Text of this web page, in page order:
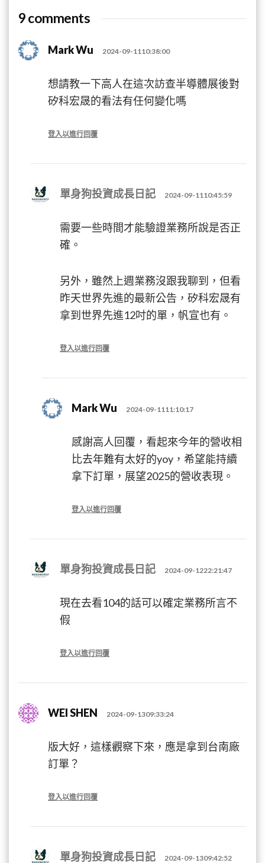
9 comments
Mark Wu 2024-09-1110:38:00
想請教一下高人在這次訪查半導體展後對
矽科宏晟的看法有任何變化嗎
登入以進行回覆
單身狗投資成長日記 2024-09-1110:45:59
需要一些時間才能驗證業務所說是否正
確。
另外，雖然上週業務沒跟我聊到，但看
昨天世界先進的最新公告，矽科宏晟有
拿到世界先進12吋的單，帆宣也有。
登入以進行回覆
Mark Wu 2024-09-1111:10:17
感謝高人回覆，看起來今年的營收相
比去年難有太好的yoy，希望能持續
拿下訂單，展望2025的營收表現。
登入以進行回覆
單身狗投資成長日記 2024-09-1222:21:47
現在去看104的話可以確定業務所言不
假
登入以進行回覆
WEI SHEN 2024-09-1309:33:24
版大好，這樣觀察下來，應是拿到台南廠
訂單？
登入以進行回覆
單身狗投資成長日記 2024-09-1309:42:52